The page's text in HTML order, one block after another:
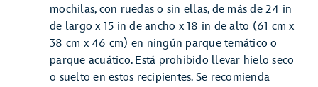
mochilas, con ruedas o sin ellas, de más de 24 in
de largo x 15 in de ancho x 18 in de alto (61 cm x
38 cm x 46 cm) en ningún parque temático o
parque acuático. Está prohibido llevar hielo seco
o suelto en estos recipientes. Se recomienda